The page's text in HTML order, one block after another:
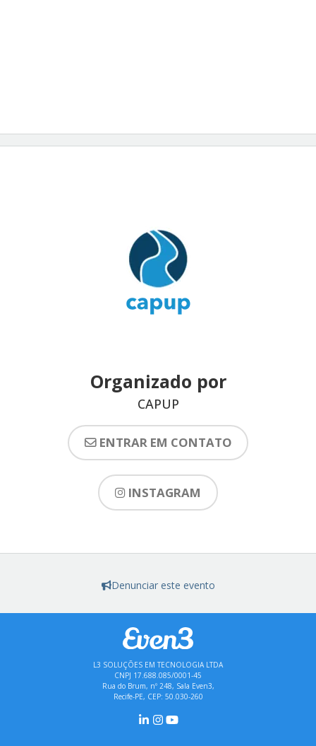
Organizado por
CAPUP
ENTRAR EM CONTATO
INSTAGRAM
Denunciar este evento
L3 SOLUÇÕES EM TECNOLOGIA LTDA
CNPJ 17.688.085/0001-45
Rua do Brum, nº 248, Sala Even3,
Recife-PE, CEP: 50.030-260